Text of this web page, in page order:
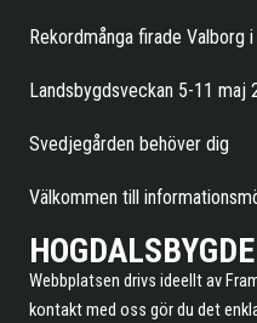
Rekordmånga firade Valborg
Landsbygdsveckan 5-11 maj
Svedjegården behöver dig
Välkommen till
Webbplatsen drivs ideellt av
kontakt med oss gör du det